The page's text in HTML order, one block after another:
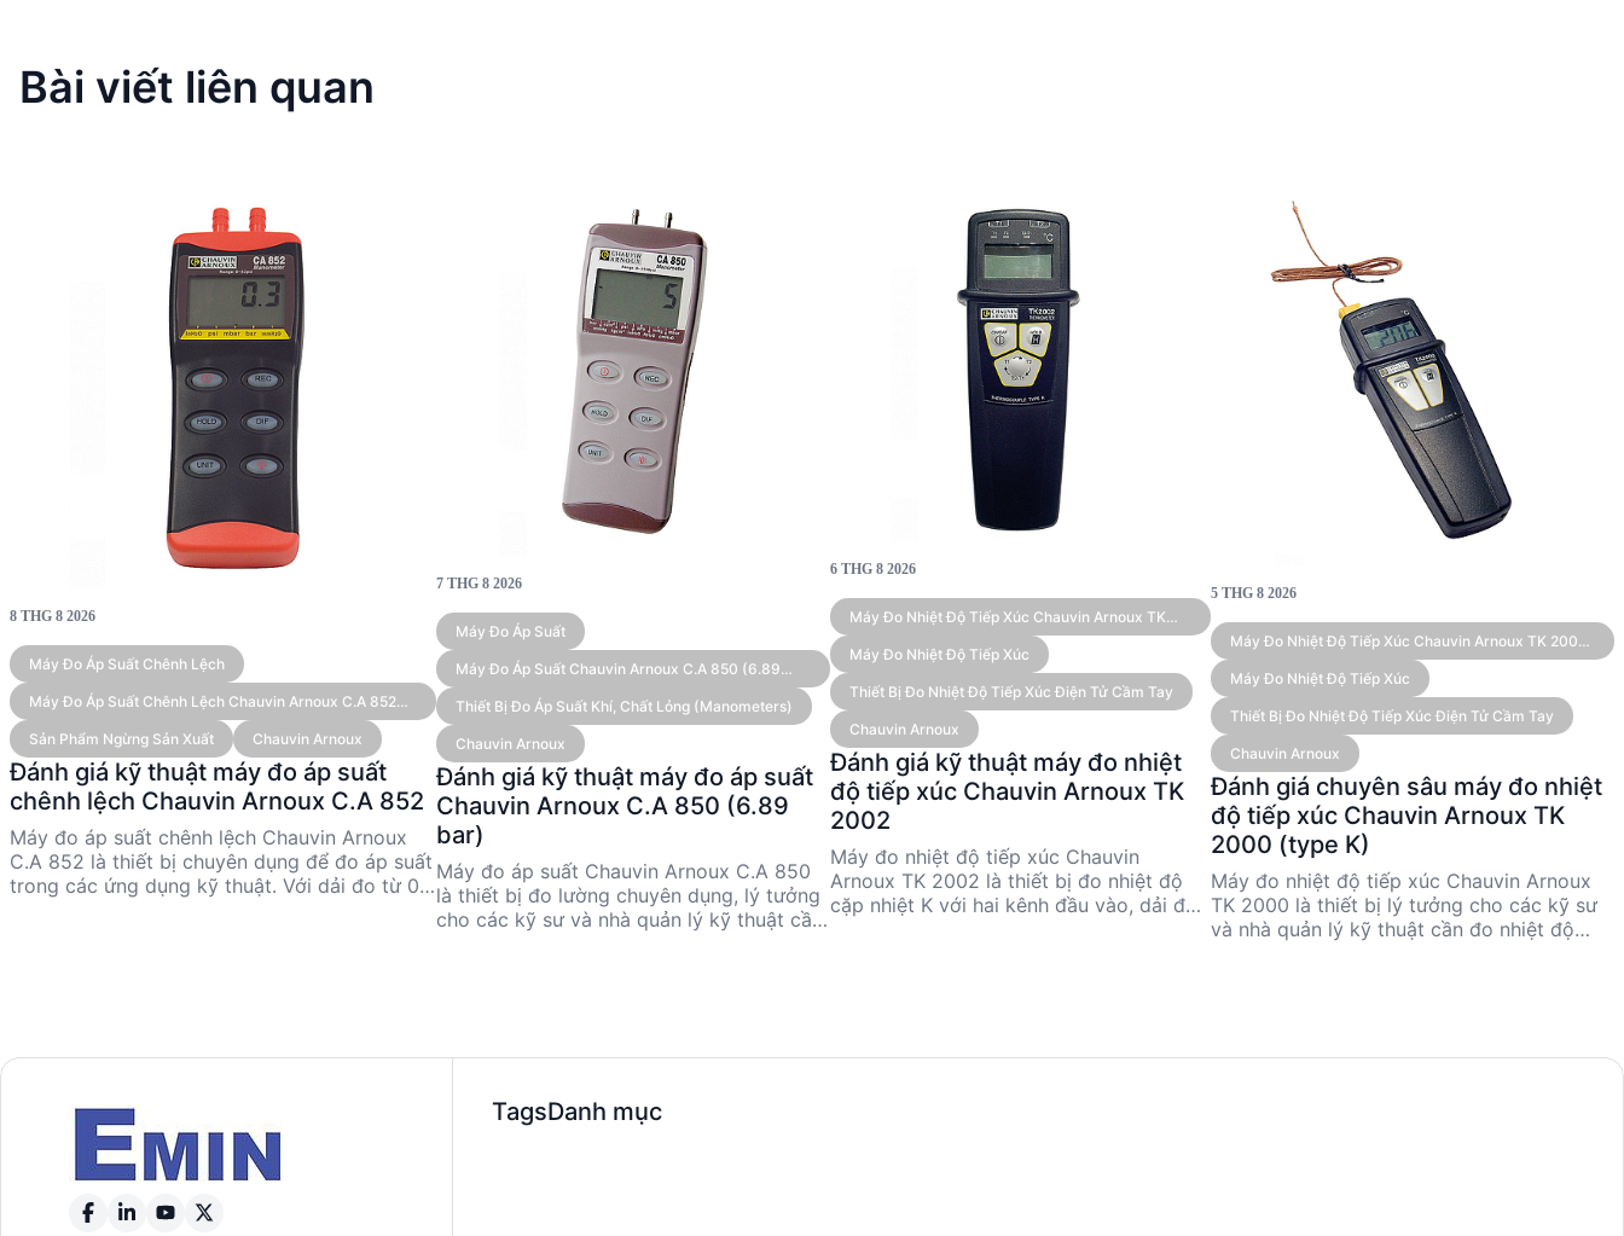
Bài viết liên quan
8 THG 8 2026
Máy Đo Áp Suất Chênh Lệch
Máy Đo Áp Suất Chênh Lệch Chauvin Arnoux C.A 852
Sản Phẩm Ngừng Sản Xuất
Chauvin Arnoux
Đánh giá kỹ thuật máy đo áp suất
chênh lệch Chauvin Arnoux C.A 852
Máy đo áp suất chênh lệch Chauvin Arnoux
C.A 852 là thiết bị chuyên dụng để đo áp suất
trong các ứng dụng kỹ thuật. Với dải đo từ 0
đo. Thiết bị này lý tưởng cho các ứng dụng
7 THG 8 2026
Máy Đo Áp Suất
Máy Đo Áp Suất Chauvin Arnoux C.A 850 (6.89
Thiết Bị Đo Áp Suất Khí, Chất Lỏng (Manometers)
Chauvin Arnoux
Đánh giá kỹ thuật máy đo áp suất
Chauvin Arnoux C.A 850 (6.89
bar)
Máy đo áp suất Chauvin Arnoux C.A 850
là thiết bị đo lường chuyên dụng, lý tưởng
cho các kỹ sư và nhà quản lý kỹ thuật cần
đo lường làm cho C.A 850 trở thành lựa
linh hoạt và độ tin cậy cao.
6 THG 8 2026
Máy Đo Nhiệt Độ Tiếp Xúc Chauvin Arnoux TK
Máy Đo Nhiệt Độ Tiếp Xúc
Thiết Bị Đo Nhiệt Độ Tiếp Xúc Điện Tử Cầm Tay
Chauvin Arnoux
Đánh giá kỹ thuật máy đo nhiệt
độ tiếp xúc Chauvin Arnoux TK
2002
Máy đo nhiệt độ tiếp xúc Chauvin
Arnoux TK 2002 là thiết bị đo nhiệt độ
cặp nhiệt K với hai kênh đầu vào, dải đo
5 THG 8 2026
Máy Đo Nhiệt Độ Tiếp Xúc Chauvin Arnoux TK 2000
Máy Đo Nhiệt Độ Tiếp Xúc
Thiết Bị Đo Nhiệt Độ Tiếp Xúc Điện Tử Cầm Tay
Chauvin Arnoux
Đánh giá chuyên sâu máy đo nhiệt
độ tiếp xúc Chauvin Arnoux TK
2000 (type K)
Máy đo nhiệt độ tiếp xúc Chauvin Arnoux
TK 2000 là thiết bị lý tưởng cho các kỹ sư
và nhà quản lý kỹ thuật cần đo nhiệt độ
TagsDanh mục